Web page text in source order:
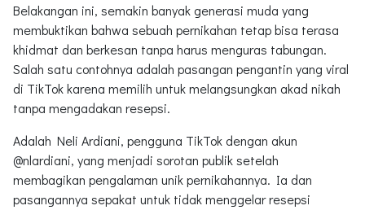
Belakangan ini, semakin banyak generasi muda yang
membuktikan bahwa sebuah pernikahan tetap bisa terasa
khidmat dan berkesan tanpa harus menguras tabungan.
Salah satu contohnya adalah pasangan pengantin yang viral
di TikTok karena memilih untuk melangsungkan akad nikah
tanpa mengadakan resepsi.
Adalah Neli Ardiani, pengguna TikTok dengan akun
@nlardiani, yang menjadi sorotan publik setelah
membagikan pengalaman unik pernikahannya. Ia dan
pasangannya sepakat untuk tidak menggelar resepsi